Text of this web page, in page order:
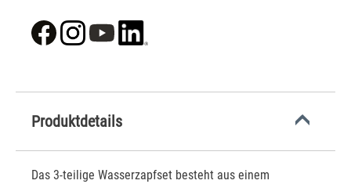
Produktdetails
Das 3-teilige Wasserzapfset besteht aus einem